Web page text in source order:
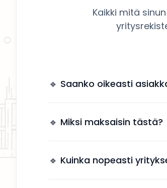
Kaikki mitä
🔹 Saanko oikeasti
remonttipalveluita alueellasi.
🔹 Miksi maksaisin tästä?
tarvitsee käyttää aikaa
🔹 Kuinka nopeasti